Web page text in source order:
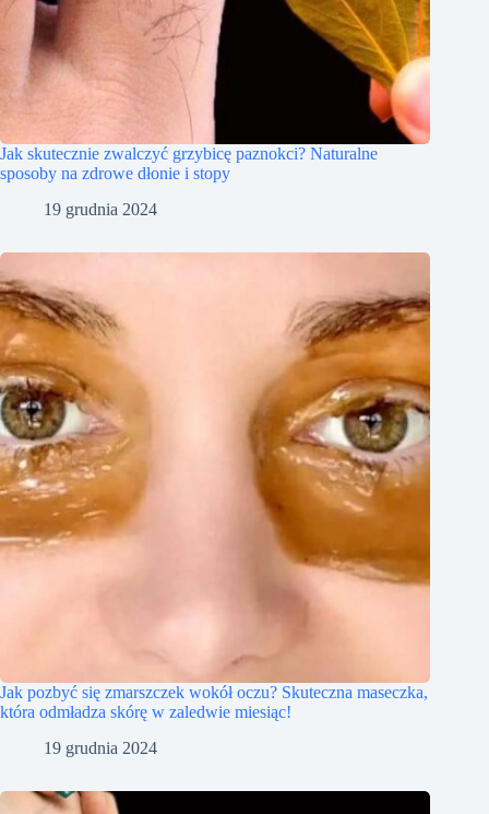
Jak skutecznie zwalczyć grzybicę paznokci? Naturalne
sposoby na zdrowe dłonie i stopy
19 grudnia 2024
Jak pozbyć się zmarszczek wokół oczu? Skuteczna maseczka,
która odmładza skórę w zaledwie miesiąc!
19 grudnia 2024